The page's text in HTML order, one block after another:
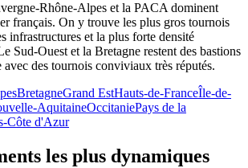
Rhône-Alpes et la PACA dominent
français. On y trouve les plus gros tournois
infrastructures et la plus forte densité
Sud-Ouest et la Bretagne restent des bastions
des tournois conviviaux très réputés.
BretagneGrand EstHauts-de-FranceÎle-de-
AquitaineOccitaniePays de la
Côte d'Azur
les plus dynamiques